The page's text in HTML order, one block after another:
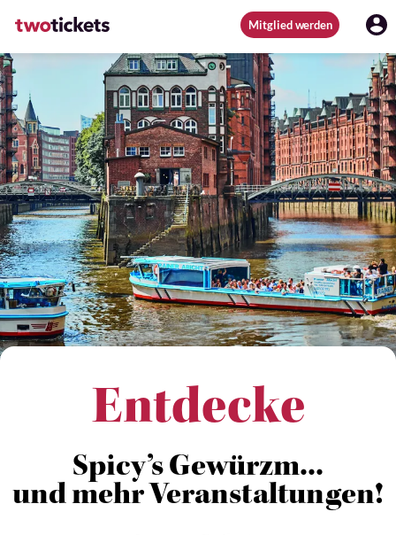
Mitglied werden
Entdecke
Spicy’s Gewürzm...
und mehr Veranstaltungen!